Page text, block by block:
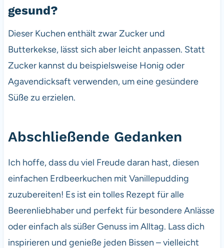
gesund?
Dieser Kuchen enthält zwar Zucker und
Butterkekse, lässt sich aber leicht anpassen. Statt
Zucker kannst du beispielsweise Honig oder
Agavendicksaft verwenden, um eine gesündere
Süße zu erzielen.
Abschließende Gedanken
Ich hoffe, dass du viel Freude daran hast, diesen
einfachen Erdbeerkuchen mit Vanillepudding
zuzubereiten! Es ist ein tolles Rezept für alle
Beerenliebhaber und perfekt für besondere Anlässe
oder einfach als süßer Genuss im Alltag. Lass dich
inspirieren und genieße jeden Bissen – vielleicht